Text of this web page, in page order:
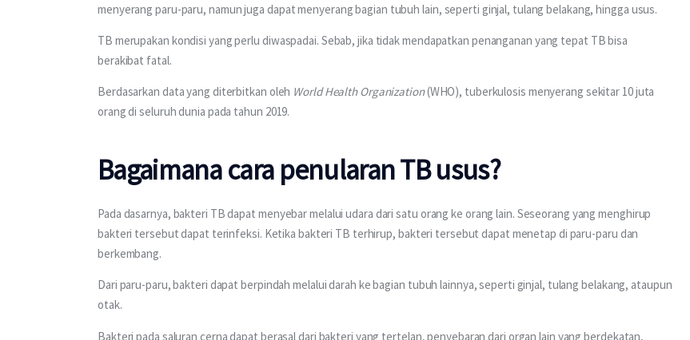
menyerang paru-paru, namun juga dapat menyerang bagian tubuh lain, seperti ginjal, tulang belakang, hingga usus.
TB merupakan kondisi yang perlu diwaspadai. Sebab, jika tidak mendapatkan penanganan yang tepat TB bisa
berakibat fatal.
Berdasarkan data yang diterbitkan oleh World Health Organization (WHO), tuberkulosis menyerang sekitar 10 juta
orang di seluruh dunia pada tahun 2019.
Bagaimana cara penularan TB usus?
Pada dasarnya, bakteri TB dapat menyebar melalui udara dari satu orang ke orang lain. Seseorang yang menghirup
bakteri tersebut dapat terinfeksi. Ketika bakteri TB terhirup, bakteri tersebut dapat menetap di paru-paru dan
berkembang.
Dari paru-paru, bakteri dapat berpindah melalui darah ke bagian tubuh lainnya, seperti ginjal, tulang belakang, ataupun
otak.
Bakteri pada saluran cerna dapat berasal dari bakteri yang tertelan, penyebaran dari organ lain yang berdekatan,